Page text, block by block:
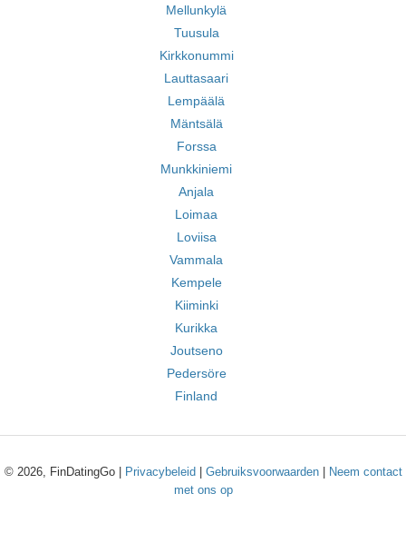
Mellunkylä
Tuusula
Kirkkonummi
Lauttasaari
Lempäälä
Mäntsälä
Forssa
Munkkiniemi
Anjala
Loimaa
Loviisa
Vammala
Kempele
Kiiminki
Kurikka
Joutseno
Pedersöre
Finland
© 2026, FinDatingGo | Privacybeleid Gebruiksvoorwaarden|
Neem contact
met ons op